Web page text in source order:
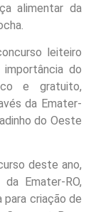
alimentar da
leiteiro
do
e gratuito,
da Emater-
do Oeste
deste ano,
Emater-RO,
para criação de